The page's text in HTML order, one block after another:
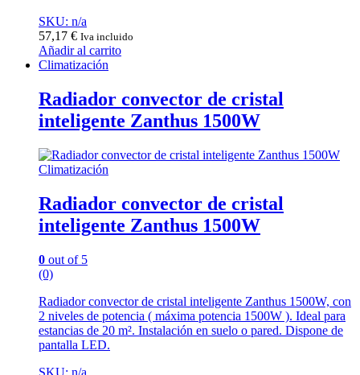
SKU: n/a
57,17 € Iva incluido
Añadir al carrito
Climatización
Radiador convector de cristal
inteligente Zanthus 1500W
Climatización
Radiador convector de cristal
inteligente Zanthus 1500W
0 out of 5
(0)
Radiador convector de cristal inteligente Zanthus 1500W, con
2 niveles de potencia ( máxima potencia 1500W ). Ideal para
estancias de 20 m². Instalación en suelo o pared. Dispone de
pantalla LED.
SKU: n/a